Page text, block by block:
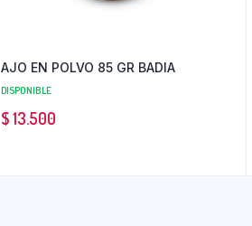
AJO EN POLVO 85 GR BADIA
DISPONIBLE
$13.500